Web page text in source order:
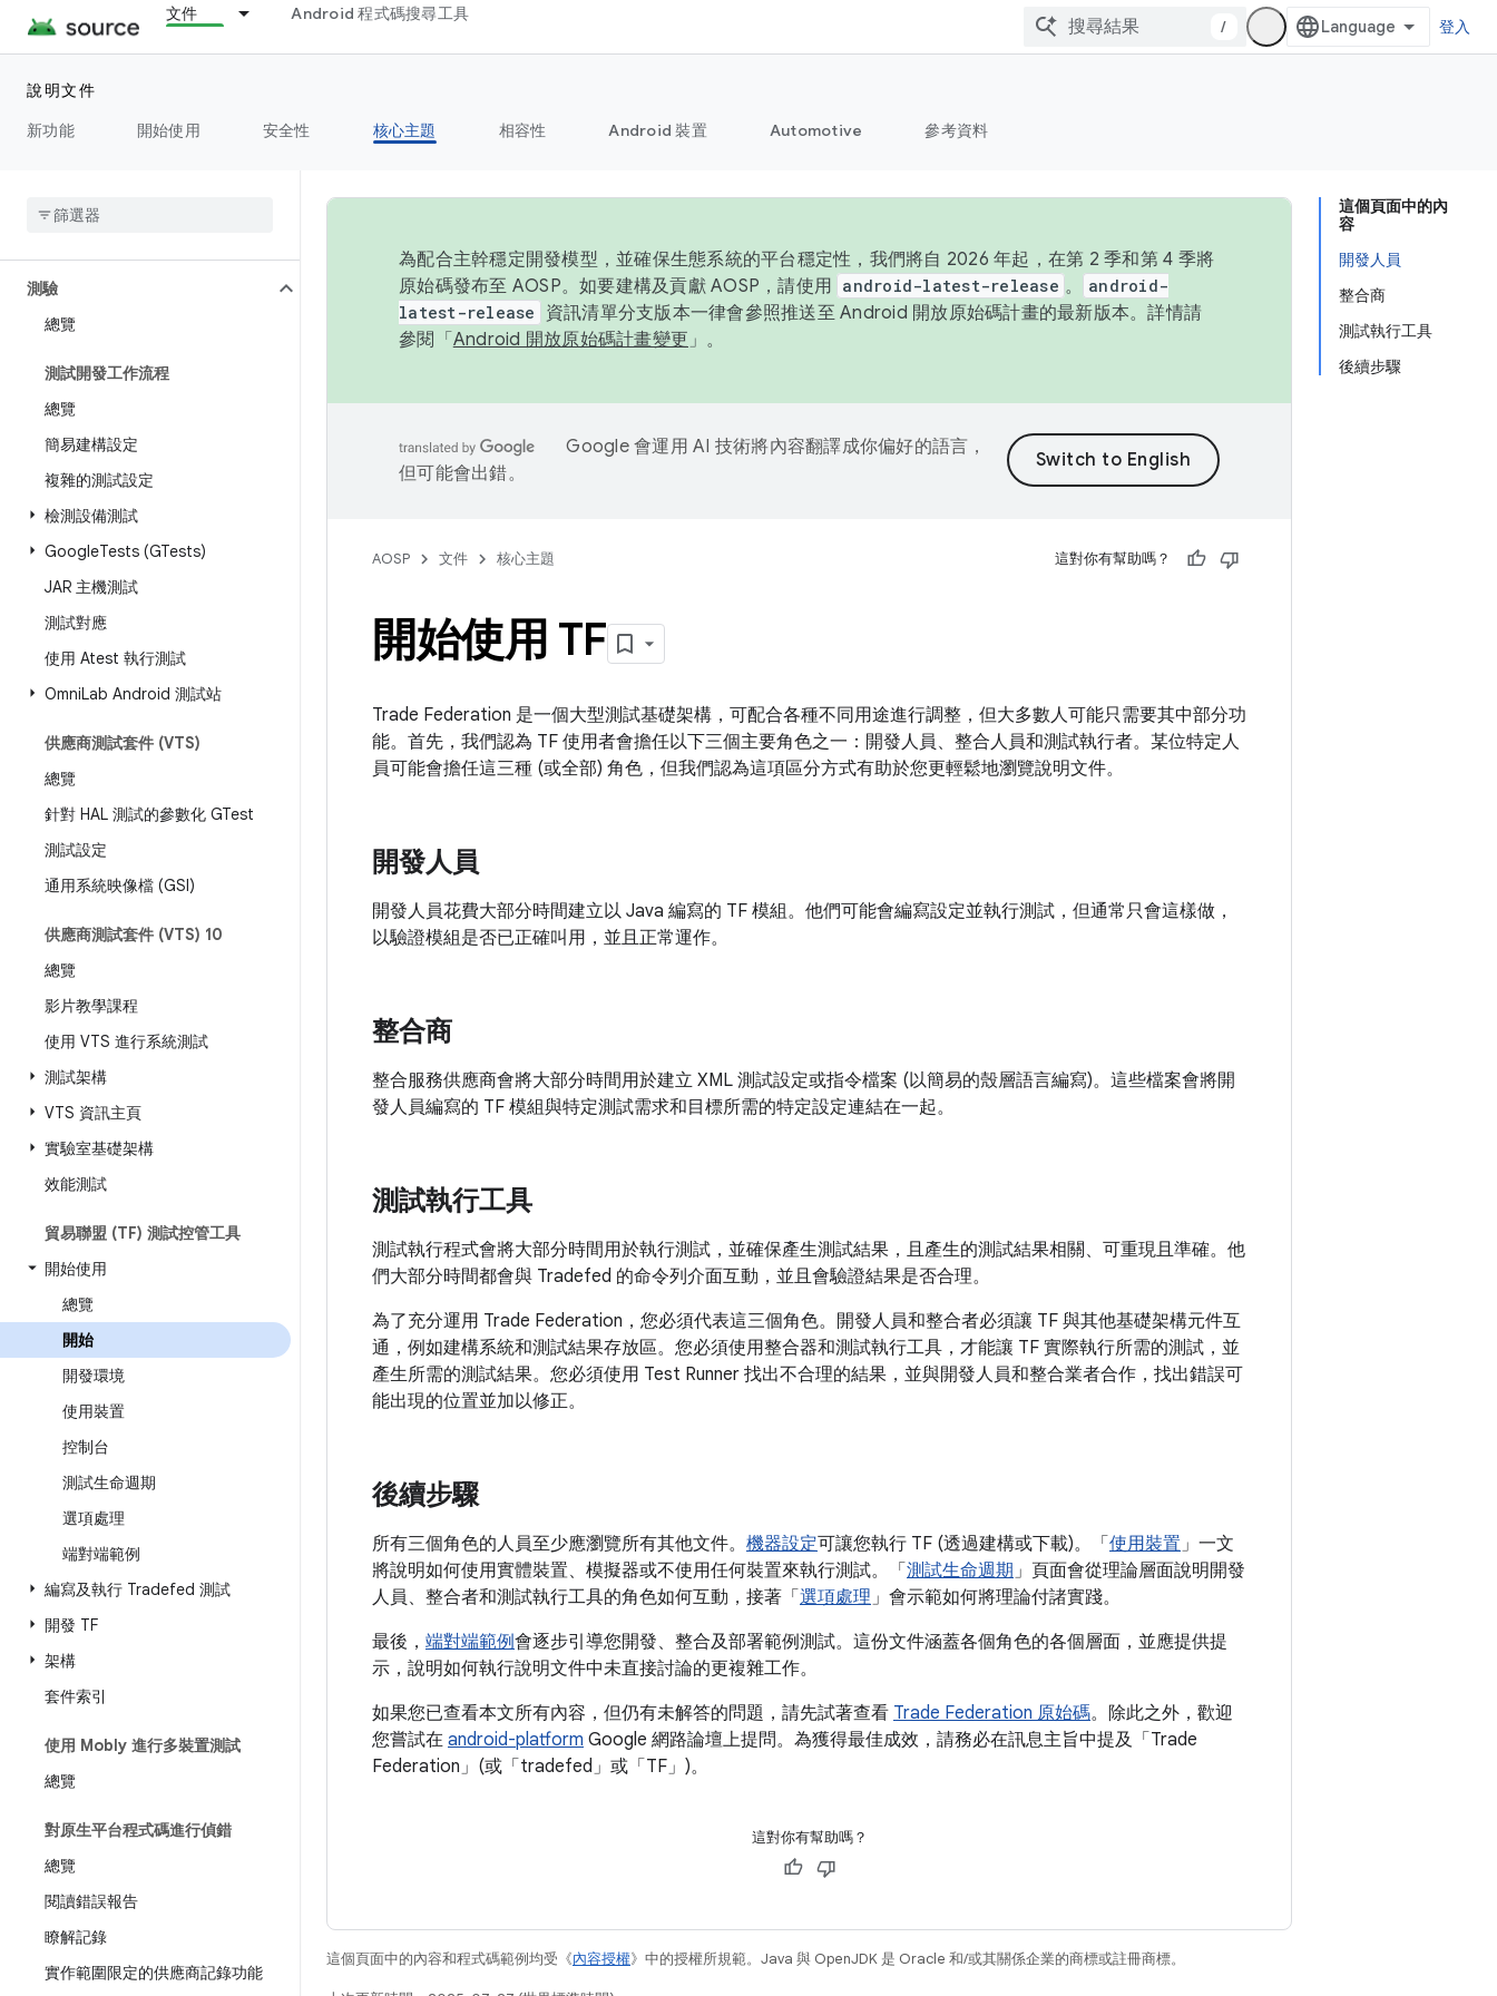
文件 Android 程式碼搜尋工具
/ 登入
說明文件
新功能
開始使用 安全性 核心主題 相容性 Android 裝置 Automotive 參考資料
電源
執行階段
Storage
測驗
總覽
測試開發工作流程
總覽
簡易建構設定
複雜的測試設定
檢測設備測試
GoogleTests (GTests)
JAR 主機測試
測試對應
使用 Atest 執行測試
OmniLab Android 測試站
供應商測試套件 (VTS)
總覽
針對 HAL 測試的參數化 GTest
測試設定
通用系統映像檔 (GSI)
供應商測試套件 (VTS) 10
總覽
影片教學課程
使用 VTS 進行系統測試
測試架構
VTS 資訊主頁
實驗室基礎架構
效能測試
貿易聯盟 (TF) 測試控管工具
開始使用
總覽
開始
開發環境
使用裝置
控制台
測試生命週期
選項處理
端對端範例
編寫及執行 Tradefed 測試
開發 TF
架構
套件索引
使用 Mobly 進行多裝置測試
總覽
對原生平台程式碼進行偵錯
總覽
閱讀錯誤報告
瞭解記錄
實作範圍限定的供應商記錄功能
這個頁面中的內
容
開發人員
整合商
測試執行工具
後續步驟
為配合主幹穩定開發模型，並確保生態系統的平台穩定性，我們將自 2026 年起，在第 2 季和第 4 季將
原始碼發布至 AOSP。如要建構及貢獻 AOSP，請使用 android-latest-release 。
android-
latest-release
資訊清單分支版本一律會參照推送至 Android 開放原始碼計畫的最新版本。詳情請
參閱「 Android 開放原始碼計畫變更 」。
Google 會運用 AI 技術將內容翻譯成你偏好的語言，
但可能會出錯。
AOSP 文件 核心主題 這對你有幫助嗎？
開始使用 TF
Trade Federation 是一個大型測試基礎架構，可配合各種不同用途進行調整，但大多數人可能只需要其中部分功
能。首先，我們認為 TF 使用者會擔任以下三個主要角色之一：開發人員、整合人員和測試執行者。某位特定人
員可能會擔任這三種 (或全部) 角色，但我們認為這項區分方式有助於您更輕鬆地瀏覽說明文件。
開發人員
開發人員花費大部分時間建立以 Java 編寫的 TF 模組。他們可能會編寫設定並執行測試，但通常只會這樣做，
以驗證模組是否已正確叫用，並且正常運作。
整合商
整合服務供應商會將大部分時間用於建立 XML 測試設定或指令檔案 (以簡易的殼層語言編寫)。這些檔案會將開
發人員編寫的 TF 模組與特定測試需求和目標所需的特定設定連結在一起。
測試執行工具
測試執行程式會將大部分時間用於執行測試，並確保產生測試結果，且產生的測試結果相關、可重現且準確。他
們大部分時間都會與 Tradefed 的命令列介面互動，並且會驗證結果是否合理。
為了充分運用 Trade Federation，您必須代表這三個角色。開發人員和整合者必須讓 TF 與其他基礎架構元件互
通，例如建構系統和測試結果存放區。您必須使用整合器和測試執行工具，才能讓 TF 實際執行所需的測試，並
產生所需的測試結果。您必須使用 Test Runner 找出不合理的結果，並與開發人員和整合業者合作，找出錯誤可
能出現的位置並加以修正。
後續步驟
所有三個角色的人員至少應瀏覽所有其他文件。 機器設定可讓您執行 TF (透過建構或下載)。「 使用裝置」一文
將說明如何使用實體裝置、模擬器或不使用任何裝置來執行測試。「 測試生命週期 」頁面會從理論層面說明開發
人員、整合者和測試執行工具的角色如何互動，接著「 選項處理」會示範如何將理論付諸實踐。
最後， 端對端範例會逐步引導您開發、整合及部署範例測試。這份文件涵蓋各個角色的各個層面，並應提供提
示，說明如何執行說明文件中未直接討論的更複雜工作。
如果您已查看本文所有內容，但仍有未解答的問題，請先試著查看 Trade Federation 原始碼。除此之外，歡迎
您嘗試在 android-platform Google 網路論壇上提問。為獲得最佳成效，請務必在訊息主旨中提及「Trade
Federation」(或「tradefed」或「TF」)。
這對你有幫助嗎？
這個頁面中的內容和程式碼範例均受《內容授權》中的授權所規範。Java 與 OpenJDK 是 Oracle 和/或其關係企業的商標或註冊商標。